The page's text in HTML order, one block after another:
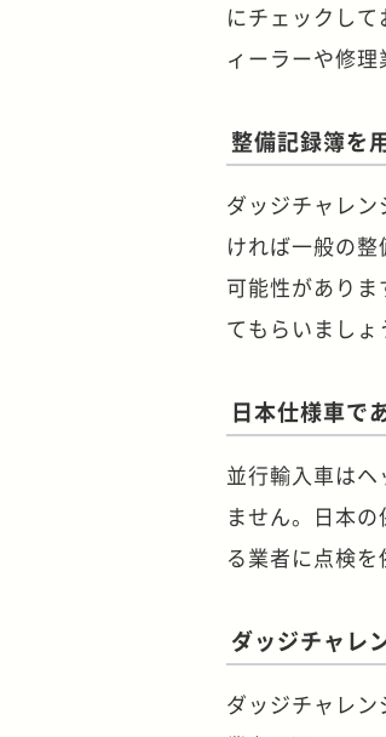
にチェックし
ィーラーや修
整備記録簿を
ダッジチャレ
ければ一般の
可能性があり
てもらいましょ
日本仕様車で
並行輸入車は
ません。日本
る業者に点検
ダッジチャレ
ダッジチャレ